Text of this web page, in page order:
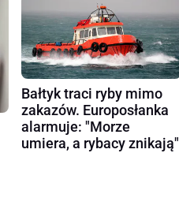
Bałtyk traci ryby mimo
zakazów. Europosłanka
alarmuje: "Morze
umiera, a rybacy znikają"